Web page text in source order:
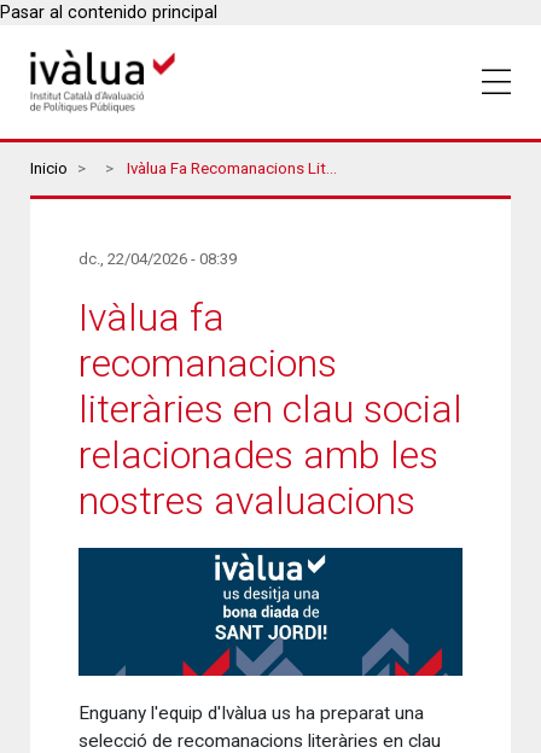
Pasar al contenido principal
Breadcrumbs
Inicio Ivàlua Fa Recomanacions Literàries En Clau Social Relacionades Amb Les Nostres Avaluacions
dc., 22/04/2026 - 08:39
Ivàlua fa
recomanacions
literàries en clau social
relacionades amb les
nostres avaluacions
Enguany l'equip d'Ivàlua us ha preparat una
selecció de recomanacions literàries en clau